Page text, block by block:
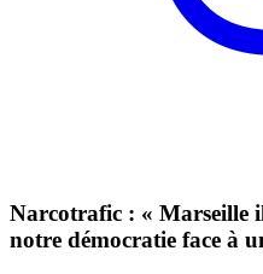
Narcotrafic : « Marseille
notre démocratie face à